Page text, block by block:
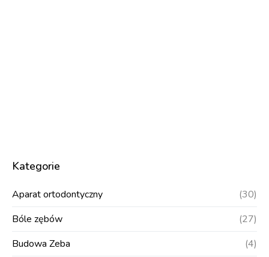
Kategorie
Aparat ortodontyczny
(30)
Bóle zębów
(27)
Budowa Zeba
(4)